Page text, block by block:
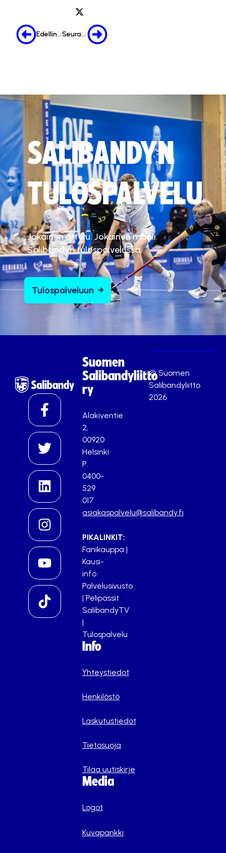
Edellinen Seuraava
SALIBANDYN
TULOSPALVELU
Jokainen ottelu. Jokainen maali.
Salibandyn tulospalvelussa.
Tulospalveluun
Suomen
Salibandyliitto
ry
Alakiventie
2,
00920
Helsinki
P.
0400-
529
017
asiakaspalvelu@salibandy.fi
PIKALINKIT:
Fanikauppa |
Kausi-
info
Palvelusivusto
| Pelipassit
SalibandyTV
|
Tulospalvelu
Info
Yhteystiedot
Henkilöstö
Laskutustiedot
Tietosuoja
Tilaa uutiskirje
Media
Logot
Kuvapankki
© Suomen
Salibandyliitto
2026